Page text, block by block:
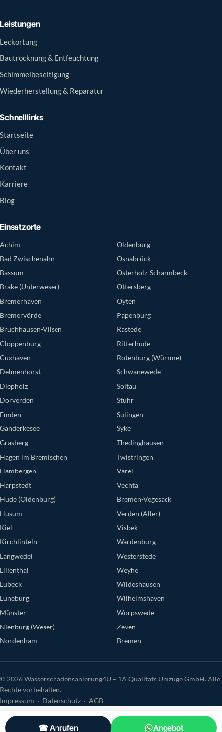
Leistungen
Leckortung
Bautrocknung & Entfeuchtung
Schimmelbeseitigung
Wiederherstellung & Reparatur
Schnelllinks
Startseite
Über uns
Kontakt
Karriere
Blog
Einsatzorte
Achim
Bad Zwischenahn
Bassum
Brake (Unterweser)
Bremerhaven
Bremervörde
Bruchhausen-Vilsen
Cloppenburg
Cuxhaven
Delmenhorst
Diepholz
Dörverden
Emden
Ganderkesee
Grasberg
Hagen im Bremischen
Hambergen
Harpstedt
Hude (Oldenburg)
Husum
Kiel
Kirchlinteln
Langwedel
Lilienthal
Lübeck
Lüneburg
Münster
Nienburg (Weser)
Nordenham
Oldenburg
Osnabrück
Osterholz-Scharmbeck
Ottersberg
Oyten
Papenburg
Rastede
Ritterhude
Rotenburg (Wümme)
Schwanewede
Soltau
Stuhr
Sulingen
Syke
Thedinghausen
Twistringen
Varel
Vechta
Bremen-Vegesack
Verden (Aller)
Visbek
Wardenburg
Westerstede
Weyhe
Wildeshausen
Wilhelmshaven
Worpswede
Zeven
Bremen
© 2026 Wasserschadensanierung4U – 1A Qualitäts Umzüge GmbH. Alle
Rechte vorbehalten.
Impressum · Datenschutz · AGB
☎ Anrufen Angebot